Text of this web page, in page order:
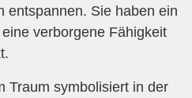
entspannen. Sie haben ein
verborgene Fähigkeit
Traum symbolisiert in der